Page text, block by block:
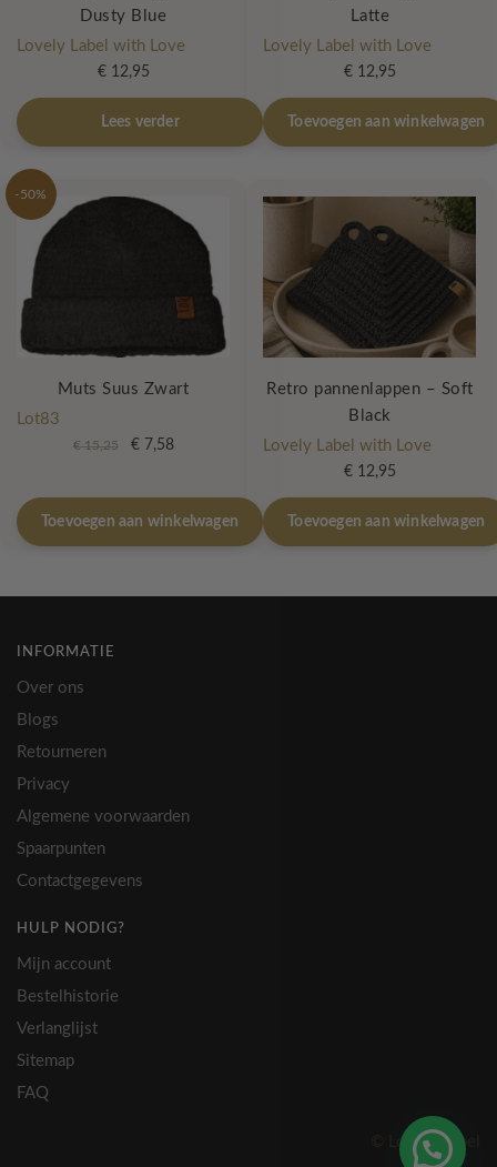
Dusty Blue
Lovely Label with Love
€12,95
Lees verder
Latte
Lovely Label with Love
€12,95
Toevoegen aan winkelwagen
-50%
Muts Suus Zwart
Lot83
€15,25
Oorspronkelijke
€ 15,25.
€7,58Huidige
€ 7,58.
Toevoegen aan winkelwagen
Retro pannenlappen – Soft
Black
Lovely Label with Love
€12,95
Toevoegen aan winkelwagen
INFORMATIE
Over ons
Blogs
Retourneren
Privacy
Algemene voorwaarden
Spaarpunten
Contactgegevens
HULP NODIG?
Mijn account
Bestelhistorie
Verlanglijst
Sitemap
FAQ
© Lovely Label